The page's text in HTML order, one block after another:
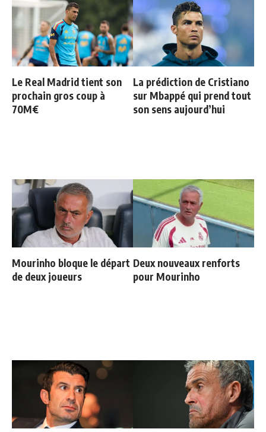
Le Real Madrid tient son
prochain gros coup à
70M€
La prédiction de Cristiano
sur Mbappé qui prend tout
son sens aujourd’hui
Mourinho bloque le départ
de deux joueurs
Deux nouveaux renforts
pour Mourinho